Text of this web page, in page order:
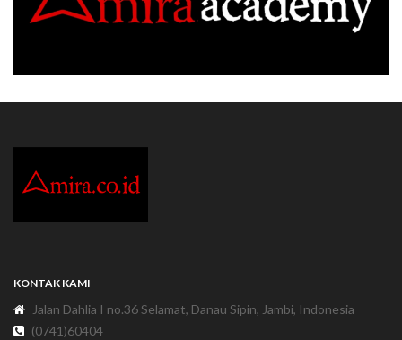
KONTAK KAMI
Jalan Dahlia I no.36 Selamat, Danau Sipin, Jambi, Indonesia
(0741)60404